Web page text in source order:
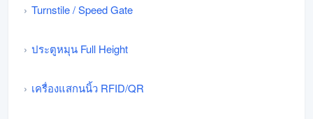
Turnstile / Speed Gate
ประตูหมุน Full Height
เครื่องแสกนนิ้ว RFID/QR